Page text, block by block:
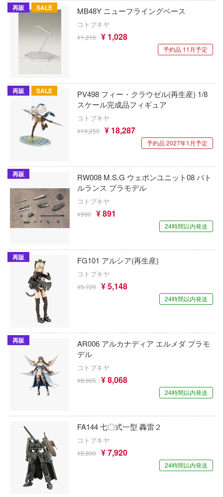
再販 SALE MB48Y ニューフライングベース
コトブキヤ
¥1,210 ¥ 1,028
予約品 11月予定
再販 SALE
PV498 フィー・クラウゼル(再生産) 1/8
スケール完成品フィギュア
コトブキヤ
¥19,250 ¥ 18,287
予約品 2027年1月予定
再販
RW008 M.S.G ウェポンユニット08 バト
ルランス プラモデル
コトブキヤ
¥990 ¥ 891
24時間以内発送
再販 FG101 アルシア(再生産)
コトブキヤ
¥5,720 ¥ 5,148
24時間以内発送
再販
AR006 アルカナディア エルメダ プラモ
デル
コトブキヤ
¥8,965 ¥ 8,068
24時間以内発送
FA144 七〇式一型 轟雷２
コトブキヤ
¥8,800 ¥ 7,920
24時間以内発送
忍者と殺し屋のふたりぐらし
忍たま乱太郎
ネプテューヌシリーズ
ノーゲーム・ノーライフ
はたらく細胞
ハズビン・ホテルへようこそ
ハイスクールD×D
バニーガーデン
パニシング：グレイレイヴン
PANTY & STOCKING with GARTERBELT
鋼の錬金術師
バディ・コンプレックス
ハイキュー!!
BEASTBOX
ピーナッツ
Qモデル
Q-six
T-MODEL(ハセガワ)
キティーホークモデル(ハセガワ)
キャビコ(cavico)
ポレーション)
Giveme5ive
GIGA GARAGE(ベルファイン)
キューズQ
京商
KEEPGOING Studio
グリューツィラボ
グッドスマイルレーシング
GoodShow
グレンコモデル(プラッツ)
ームズ
・ジャック
ームズ・ガール
ーカイブ
ファンタジー
サイバーフォーミュラ
コネクト！Re:Dive
ーンズレッド
ブ
とシロの旅
ざ・ろっく!
明 ピカちんキット